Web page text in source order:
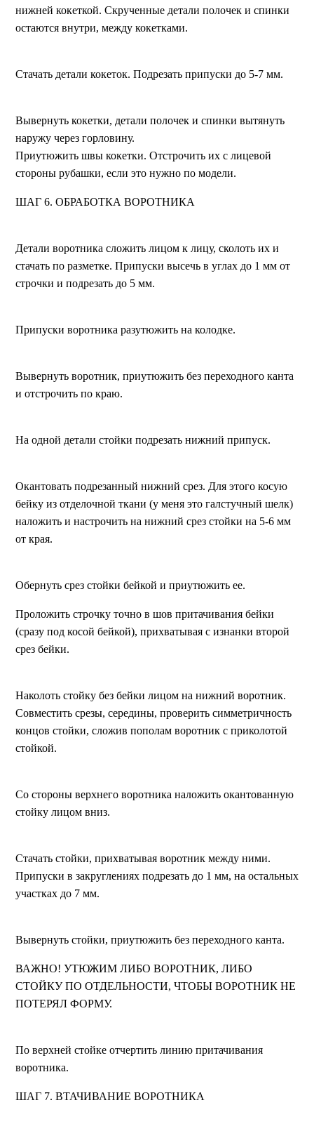
нижней кокеткой. Скрученные детали полочек и спинки
остаются внутри, между кокетками.
Стачать детали кокеток. Подрезать припуски до 5-7 мм.
Вывернуть кокетки, детали полочек и спинки вытянуть
наружу через горловину.
Приутюжить швы кокетки. Отстрочить их с лицевой
стороны рубашки, если это нужно по модели.
ШАГ 6. ОБРАБОТКА ВОРОТНИКА
Детали воротника сложить лицом к лицу, сколоть их и
стачать по разметке. Припуски высечь в углах до 1 мм от
строчки и подрезать до 5 мм.
Припуски воротника разутюжить на колодке.
Вывернуть воротник, приутюжить без переходного канта
и отстрочить по краю.
На одной детали стойки подрезать нижний припуск.
Окантовать подрезанный нижний срез. Для этого косую
бейку из отделочной ткани (у меня это галстучный шелк)
наложить и настрочить на нижний срез стойки на 5-6 мм
от края.
Обернуть срез стойки бейкой и приутюжить ее.
Проложить строчку точно в шов притачивания бейки
(сразу под косой бейкой), прихватывая с изнанки второй
срез бейки.
Наколоть стойку без бейки лицом на нижний воротник.
Совместить срезы, середины, проверить симметричность
концов стойки, сложив пополам воротник с приколотой
стойкой.
Со стороны верхнего воротника наложить окантованную
стойку лицом вниз.
Стачать стойки, прихватывая воротник между ними.
Припуски в закруглениях подрезать до 1 мм, на остальных
участках до 7 мм.
Вывернуть стойки, приутюжить без переходного канта.
ВАЖНО! УТЮЖИМ ЛИБО ВОРОТНИК, ЛИБО
СТОЙКУ ПО ОТДЕЛЬНОСТИ, ЧТОБЫ ВОРОТНИК НЕ
ПОТЕРЯЛ ФОРМУ.
По верхней стойке отчертить линию притачивания
воротника.
ШАГ 7. ВТАЧИВАНИЕ ВОРОТНИКА